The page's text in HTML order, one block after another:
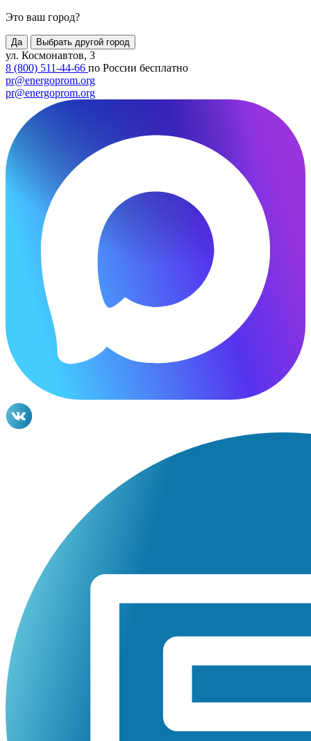
Это ваш город?
Да Выбрать другой город
ул. Космонавтов, 3
8 (800) 511-44-66 по России бесплатно
pr@energoprom.org
pr@energoprom.org